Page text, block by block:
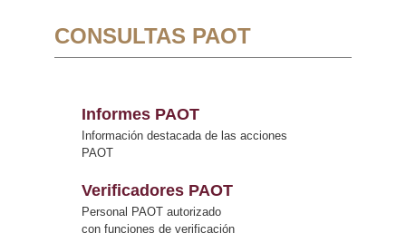
CONSULTAS PAOT
Informes PAOT
Información destacada de las acciones
PAOT
Verificadores PAOT
Personal PAOT autorizado
con funciones de verificación